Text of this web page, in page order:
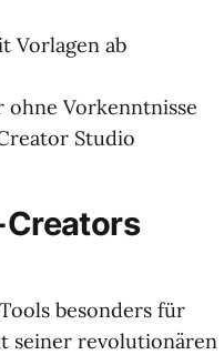
Vorlagen ab
Vorkenntnisse
Studio
Creators
besonders für
seiner revolutionären